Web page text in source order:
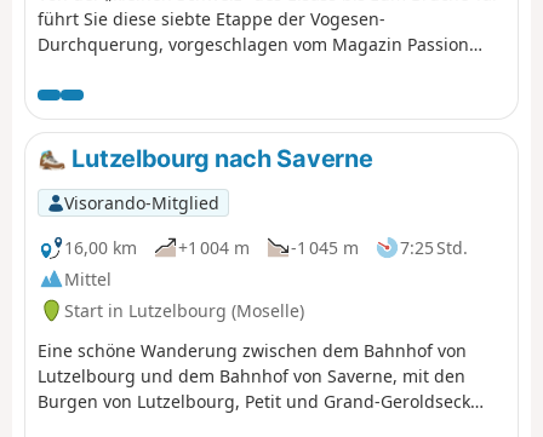
führt Sie diese siebte Etappe der Vogesen-
Durchquerung, vorgeschlagen vom Magazin Passion
wilden Höhen des Schneebergs und lässt Sie die Burgen
und den Wasserfall Cascade du Nideck zwischen
Wangenbourg-Engenthal und Urmatt entdecken. Eine
Etappe, erzählt von Romain Gascon. Die gesamte Strecke
folgt dem „Roten Rechteck“, sofern nicht anders
angegeben.
Lutzelbourg nach Saverne
Visorando-Mitglied
16,00 km
+1 004 m -1 045 m
7:25 Std.
Mittel
Start in Lutzelbourg (Moselle)
Eine schöne Wanderung zwischen dem Bahnhof von
Lutzelbourg und dem Bahnhof von Saverne, mit den
Burgen von Lutzelbourg, Petit und Grand-Geroldseck